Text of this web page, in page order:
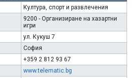
Култура, спорт и развлечения
9200 - Организиране на хазартни
игри
ул. Кукуш 7
София
+359 2 812 93 67
www.telematic.bg